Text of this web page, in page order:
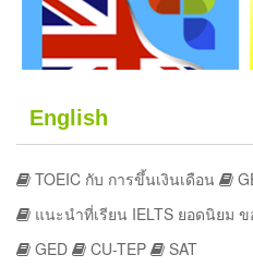
English
TOEIC กับ การขึ้นเงินเดือน
แนะนำที่เรียน IELTS ยอดนิยม ข
GED
CU-TEP SAT